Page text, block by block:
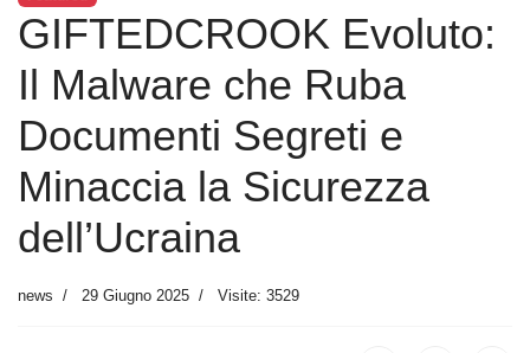
GIFTEDCROOK Evoluto:
Il Malware che Ruba
Documenti Segreti e
Minaccia la Sicurezza
dell’Ucraina
news 29 Giugno 2025 Visite: 3529